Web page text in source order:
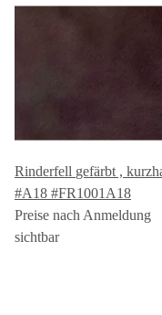
Rinderfell gefärbt , kurzhaarig
#A18 #FR1001A18
Preise nach Anmeldung
sichtbar